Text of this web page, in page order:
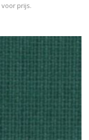
prijs.